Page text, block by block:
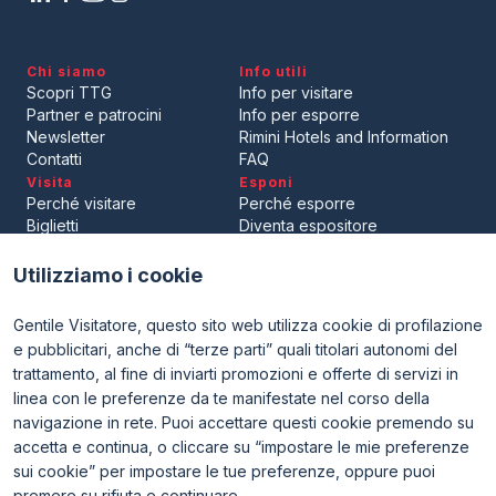
Utilizziamo i cookie
Gentile Visitatore, questo sito web utilizza cookie di profilazione
e pubblicitari, anche di “terze parti” quali titolari autonomi del
trattamento, al fine di inviarti promozioni e offerte di servizi in
linea con le preferenze da te manifestate nel corso della
navigazione in rete. Puoi accettare questi cookie premendo su
accetta e continua, o cliccare su “impostare le mie preferenze
sui cookie” per impostare le tue preferenze, oppure puoi
Chi siamo
Scopri TTG
Partner e patrocini
Newsletter
Contatti
Info utili
Info per visitare
Info per esporre
Rimini Hotels and Information
FAQ
Visita
Perché visitare
Biglietti
Esponi
Perché esporre
Diventa espositore
ENTI CERTIFICATORI